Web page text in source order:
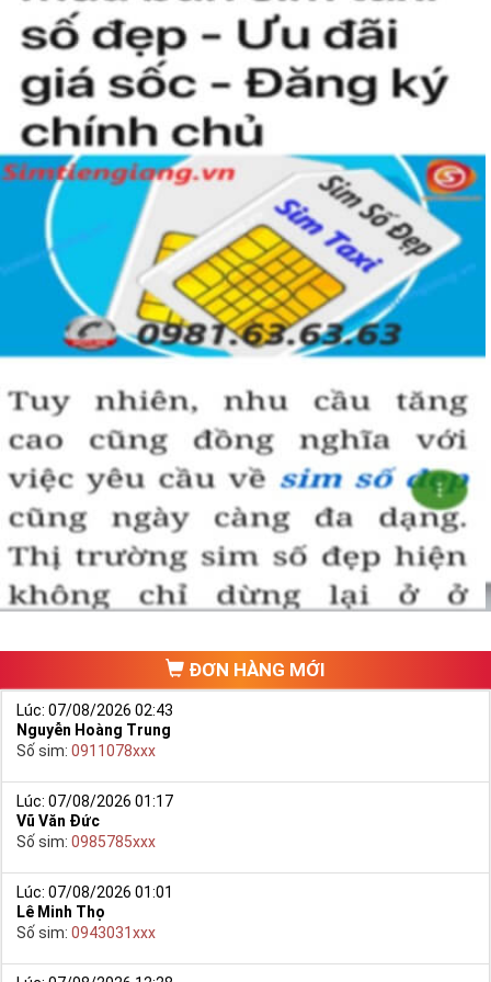
người khác cũng sẽ biết được vị trí của bạn trong xã hội là như thế
nào rồi?
Hướng dẫn mua Sim Tứ Quý 2 tại
Simtiengiang.vn.
Sim Tiền Giang là đơn vị cung cấp
Tứ Quý, sim giá rẻ uy
tín chất lượng.
Chọn mua sim số đẹp thường mất nhiều thời gian ở khoản lựa số,
một số phải vừa đẹp, vừa tốt về phong thủy thì mới là sim hoàn
hảo. Vậy phải làm sao?
- Cách nhanh nhất để chọn mua được Sim Tứ Quý 2 là bạn vào
trang chủ của Sim Tiền Giang, chọn mục “
Sim giảm giá
“ ở ngay đầu
trang chủ. Đây là danh sách sim được đại lý giảm giá vì một số lý
Ngoài ra quý khách chưa ưng ý về Sim Tứ Quý 2 có cũng thể tham
khảo thêm Sim Vinaphone,Sim Gmobile, Sim Tứ Quý Giữa
ĐƠN HÀNG MỚI
Lúc: 07/08/2026 02:43
Nguyễn Hoàng Trung
Số sim: 0911078xxx
Lúc: 07/08/2026 01:17
Vũ Văn Đức
Số sim: 0985785xxx
Lúc: 07/08/2026 01:01
Lê Minh Thọ
Số sim: 0943031xxx